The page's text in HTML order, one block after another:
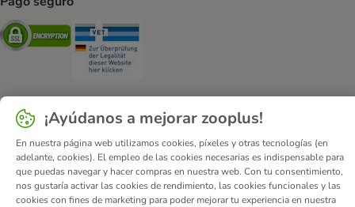
Security
Condiciones comerciales generales
DSA
Formulario de desistimiento
Contacto
Gastos de envío y plazo de entrega
Formas de pago
¡Ayúdanos a mejorar zooplus!
En nuestra página web utilizamos cookies, píxeles y otras tecnologías (en
adelante, cookies). El empleo de las cookies necesarias es indispensable para
que puedas navegar y hacer compras en nuestra web. Con tu consentimiento,
nos gustaría activar las cookies de rendimiento, las cookies funcionales y las
cookies con fines de marketing para poder mejorar tu experiencia en nuestra